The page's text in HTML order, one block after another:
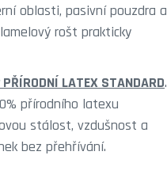
oblasti, pasivní pouzdra a
rošt prakticky
LATEX STANDARD.
přírodního latexu
stálost, vzdušnost a
bez přehřívání.